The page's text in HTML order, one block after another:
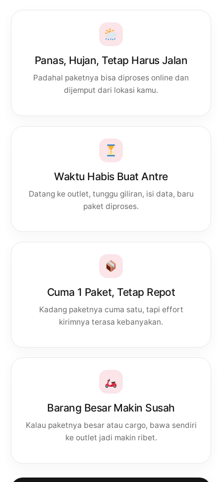
Panas, Hujan, Tetap Harus Jalan
Padahal paketnya bisa diproses online dan
dijemput dari lokasi kamu.
Waktu Habis Buat Antre
Datang ke outlet, tunggu giliran, isi data, baru
paket diproses.
Cuma 1 Paket, Tetap Repot
Kadang paketnya cuma satu, tapi effort
kirimnya terasa kebanyakan.
Barang Besar Makin Susah
Kalau paketnya besar atau cargo, bawa sendiri
ke outlet jadi makin ribet.